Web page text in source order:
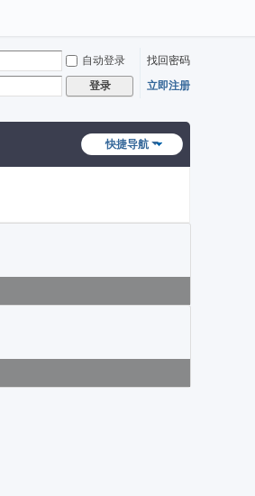
自动登录
找回密码
登录 立即注册
快捷导航